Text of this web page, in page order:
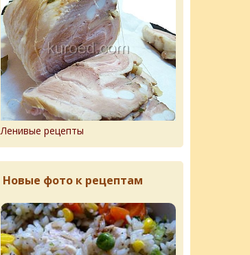
Ленивые рецепты
Новые фото к рецептам